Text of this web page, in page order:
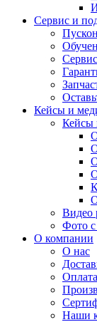
Сервис и
Кейсы и
Кейсы
Видео
Фото с
О компании
О нас
Оплата
Наши